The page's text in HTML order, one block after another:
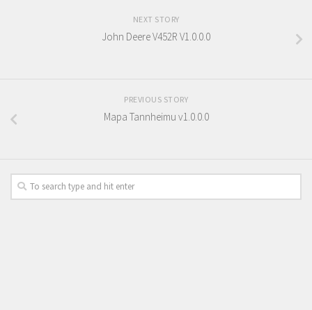
NEXT STORY
John Deere V452R V1.0.0.0
PREVIOUS STORY
Mapa Tannheimu v1.0.0.0